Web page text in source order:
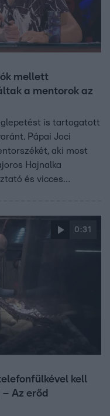
mellett
a mentorok az
is tartogatott
Pápai Joci
aki most
Hajnalka
és vicces
0:31
kell
Az erőd